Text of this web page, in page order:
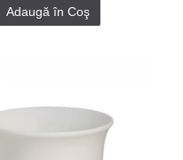
Adaugă în Coş